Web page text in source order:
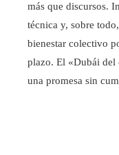
más que discursos.
técnica y, sobre
bienestar colectivo
plazo. El «Dubái del
una promesa sin